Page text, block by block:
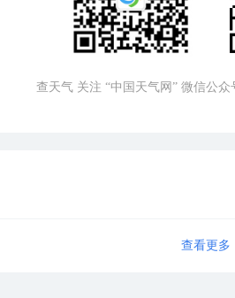
查天气 关注 “中国天气网” 微信公众
查看更多